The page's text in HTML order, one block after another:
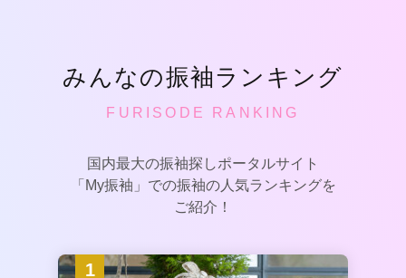
みんなの振袖ランキング
FURISODE RANKING
国内最大の振袖探しポータルサイト
「My振袖」での振袖の人気ランキングを
ご紹介！
1